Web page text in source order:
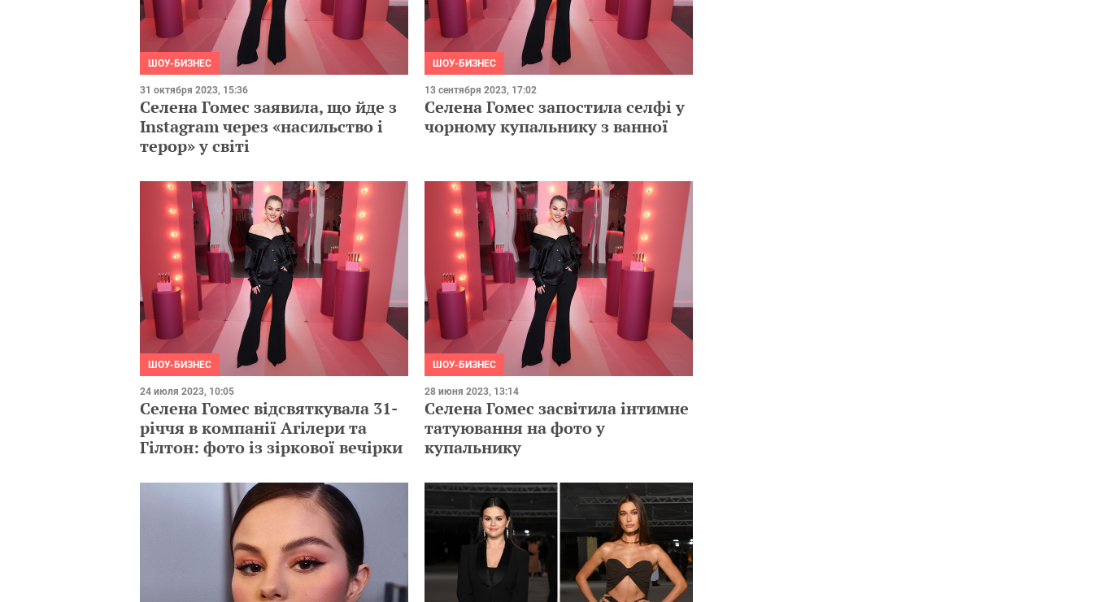
ШОУ-БИЗНЕС
31 октября 2023, 15:36
Селена Гомес заявила, що йде з
Instagram через «насильство і
терор» у світі
ШОУ-БИЗНЕС
13 сентября 2023, 17:02
Селена Гомес запостила селфі у
чорному купальнику з ванної
ШОУ-БИЗНЕС
24 июля 2023, 10:05
Селена Гомес відсвяткувала 31-
річчя в компанії Агілери та
Гілтон: фото із зіркової вечірки
ШОУ-БИЗНЕС
28 июня 2023, 13:14
Селена Гомес засвітила інтимне
татуювання на фото у
купальнику